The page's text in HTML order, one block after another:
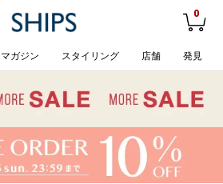
0
マガジン スタイリング 店舗 発見